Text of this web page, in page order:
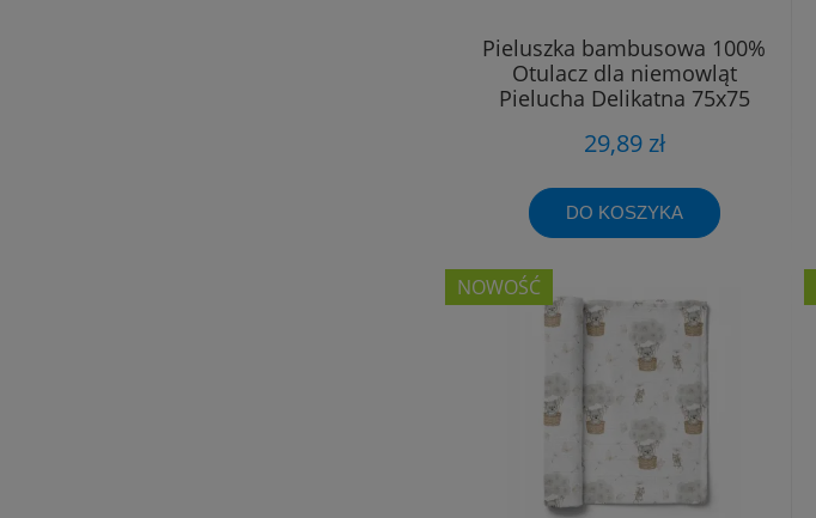
Pieluszka bambusowa 100%
Otulacz dla niemowląt
Pielucha Delikatna 75x75
29,89 zł
DO KOSZYKA
NOWOŚĆ